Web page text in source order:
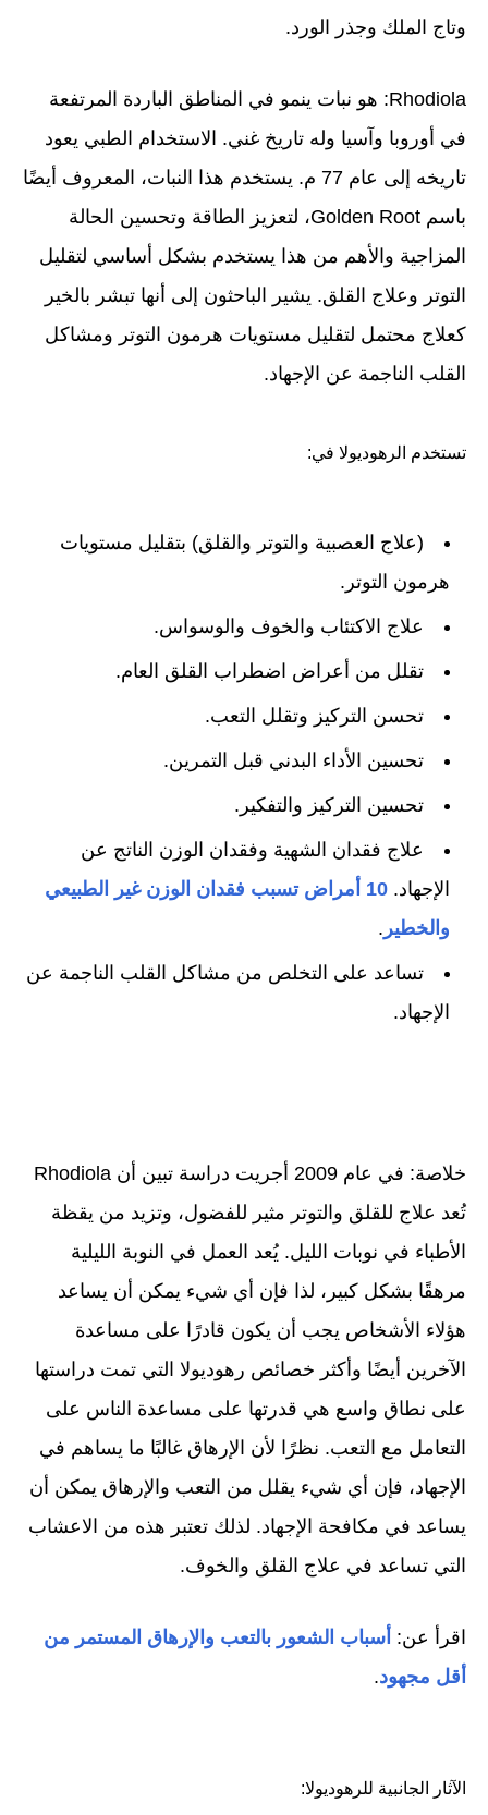
وتاج الملك وجذر الورد.
Rhodiola: هو نبات ينمو في المناطق الباردة المرتفعة
في أوروبا وآسيا وله تاريخ غني. الاستخدام الطبي يعود
تاريخه إلى عام 77 م. يستخدم هذا النبات، المعروف أيضًا
باسم Golden Root، لتعزيز الطاقة وتحسين الحالة
المزاجية والأهم من هذا يستخدم بشكل أساسي لتقليل
التوتر وعلاج القلق. يشير الباحثون إلى أنها تبشر بالخير
كعلاج محتمل لتقليل مستويات هرمون التوتر ومشاكل
القلب الناجمة عن الإجهاد.
تستخدم الرهوديولا في:
(علاج العصبية والتوتر والقلق) بتقليل مستويات
هرمون التوتر.
علاج الاكتئاب والخوف والوسواس.
تقلل من أعراض اضطراب القلق العام.
تحسن التركيز وتقلل التعب.
تحسين الأداء البدني قبل التمرين.
تحسين التركيز والتفكير.
علاج فقدان الشهية وفقدان الوزن الناتج عن
الإجهاد.
10 أمراض تسبب فقدان الوزن غير الطبيعي
والخطير .
تساعد على التخلص من مشاكل القلب الناجمة عن
الإجهاد.
خلاصة: في عام 2009 أجريت دراسة تبين أن Rhodiola
تُعد علاج للقلق والتوتر مثير للفضول، وتزيد من يقظة
الأطباء في نوبات الليل. يُعد العمل في النوبة الليلية
مرهقًا بشكل كبير، لذا فإن أي شيء يمكن أن يساعد
هؤلاء الأشخاص يجب أن يكون قادرًا على مساعدة
الآخرين أيضًا وأكثر خصائص رهوديولا التي تمت دراستها
على نطاق واسع هي قدرتها على مساعدة الناس على
التعامل مع التعب. نظرًا لأن الإرهاق غالبًا ما يساهم في
الإجهاد، فإن أي شيء يقلل من التعب والإرهاق يمكن أن
يساعد في مكافحة الإجهاد. لذلك تعتبر هذه من الاعشاب
التي تساعد في علاج القلق والخوف.
اقرأ عن: أسباب الشعور بالتعب والإرهاق المستمر من
أقل مجهود.
الآثار الجانبية للرهوديولا: